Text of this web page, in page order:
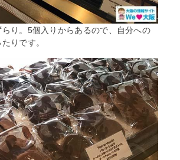
り。5個入りからあるので、自分への
りです。